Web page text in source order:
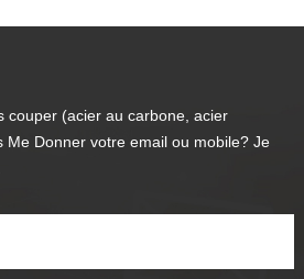
couper (acier au carbone, acier
Me Donner votre email ou mobile? Je